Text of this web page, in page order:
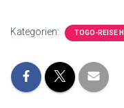
Kategorien: TOGO-REISE